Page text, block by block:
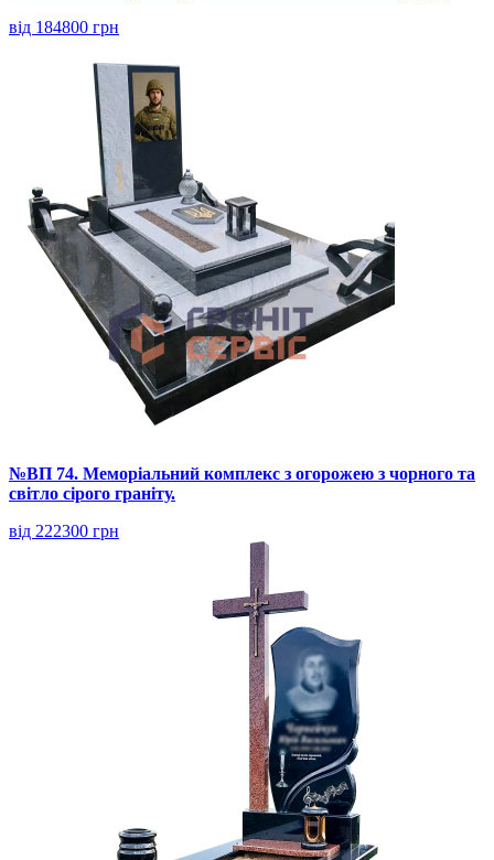
від 184800 грн
№ВП 74. Меморіальний комплекс з огорожею з чорного та
світло сірого граніту.
від 222300 грн